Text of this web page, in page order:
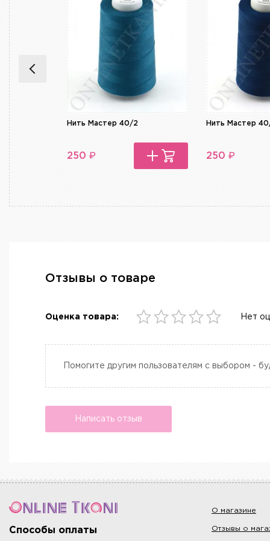
Нить Мастер 40/2
250 ₽
Нить Мастер
250 ₽
Отзывы о товаре
Оценка товара: Нет
Помогите другим пользователям с выбором -
Написать отзыв
Способы оплаты
О магазине
Отзывы о